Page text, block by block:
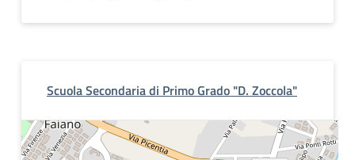
Scuola Secondaria di Primo Grado "D. Zoccola"